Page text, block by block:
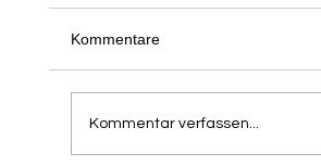
Silbermedaille für Lara
Kommentare
Kommentar verfassen...